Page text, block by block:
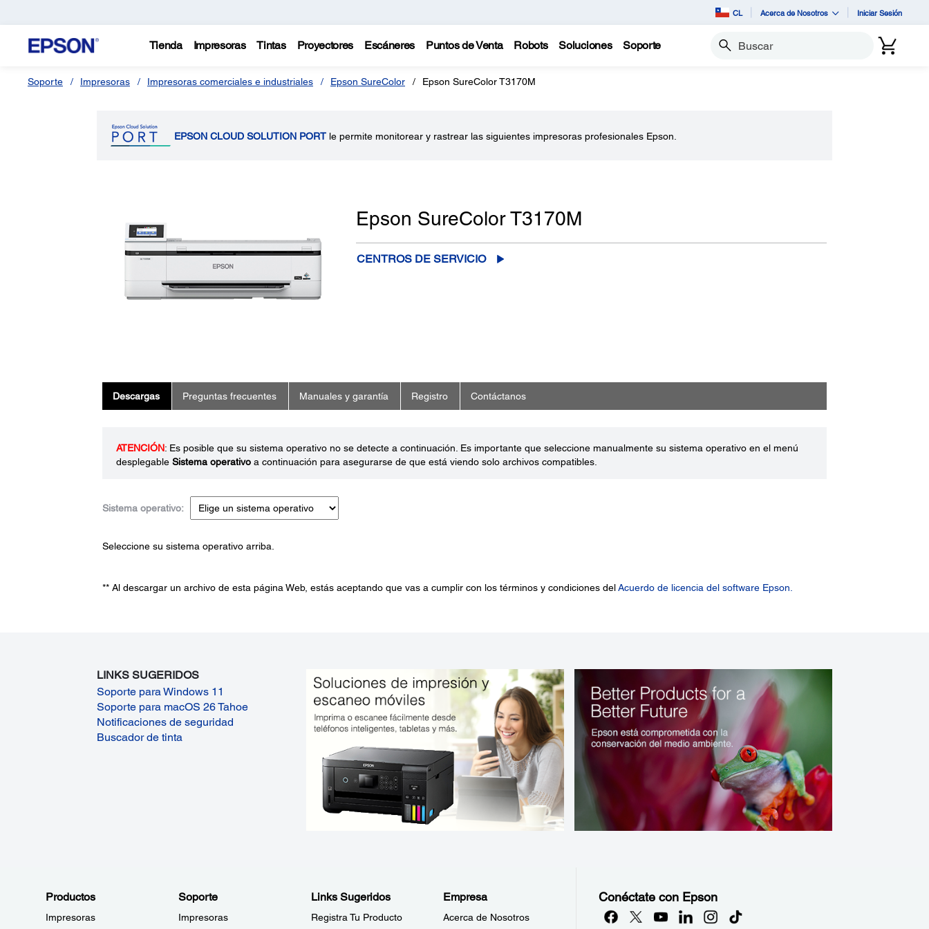
CL Acerca de Nosotros Iniciar Sesión
Tienda Impresoras Tintas Proyectores Escáneres Puntos de Venta Robots Soluciones Soporte Buscar
Soporte Impresoras Impresoras comerciales e industriales Epson SureColor Epson SureColor T3170M
EPSON CLOUD SOLUTION PORT le permite monitorear y rastrear las siguientes impresoras profesionales Epson.
Epson SureColor T3170M
CENTROS DE SERVICIO
Descargas Preguntas frecuentes Manuales y garantía Registro Contáctanos
ATENCIÓN: Es posible que su sistema operativo no se detecte a continuación. Es importante que seleccione manualmente su sistema operativo en el menú
desplegable Sistema operativoa continuación para asegurarse de que está viendo solo archivos compatibles.
Sistema operativo:
Seleccione su sistema operativo arriba.
** Al descargar un archivo de esta página Web, estás aceptando que vas a cumplir con los términos y condiciones delAcuerdo de licencia del software Epson.
LINKS SUGERIDOS
Soporte para Windows 11
Soporte para macOS 26 Tahoe
Notificaciones de seguridad
Buscador de tinta
Productos
Impresoras
Soporte
Impresoras
Links Sugeridos
Registra Tu Producto
Empresa
Acerca de Nosotros
Conéctate con Epson